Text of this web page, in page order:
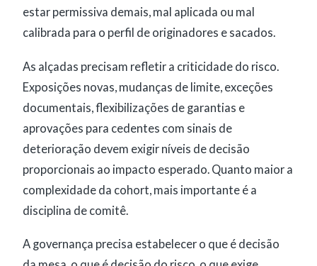
estar permissiva demais, mal aplicada ou mal
calibrada para o perfil de originadores e sacados.
As alçadas precisam refletir a criticidade do risco.
Exposições novas, mudanças de limite, exceções
documentais, flexibilizações de garantias e
aprovações para cedentes com sinais de
deterioração devem exigir níveis de decisão
proporcionais ao impacto esperado. Quanto maior a
complexidade da cohort, mais importante é a
disciplina de comitê.
A governança precisa estabelecer o que é decisão